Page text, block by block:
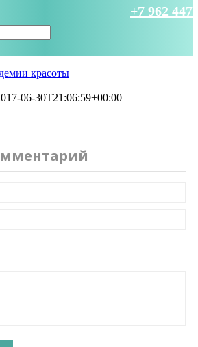
+7 962 447
красоты
06-30T21:06:59+00:00